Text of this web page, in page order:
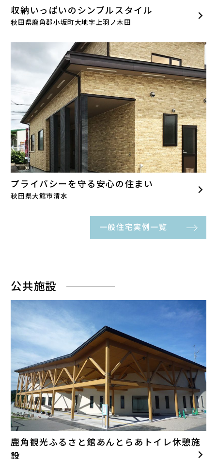
収納いっぱいのシンプルスタイル
秋田県鹿角郡小坂町大地字上羽ノ木田
プライバシーを守る安心の住まい
秋田県大館市清水
一般住宅実例一覧
公共施設
鹿角観光ふるさと館あんとらあトイレ休憩施
設